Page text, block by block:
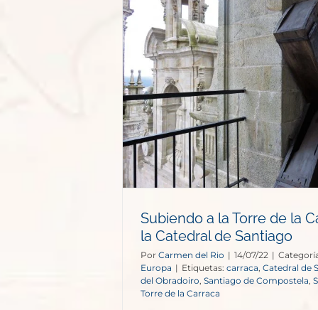
Subiendo a la Torre de la
la Catedral de Santiago
Por Carmen del Rio | 14/07/22 |
Europa | Etiquetas: carraca, Catedral de
del Obradoiro, Santiago de Compostela
Torre de la Carraca